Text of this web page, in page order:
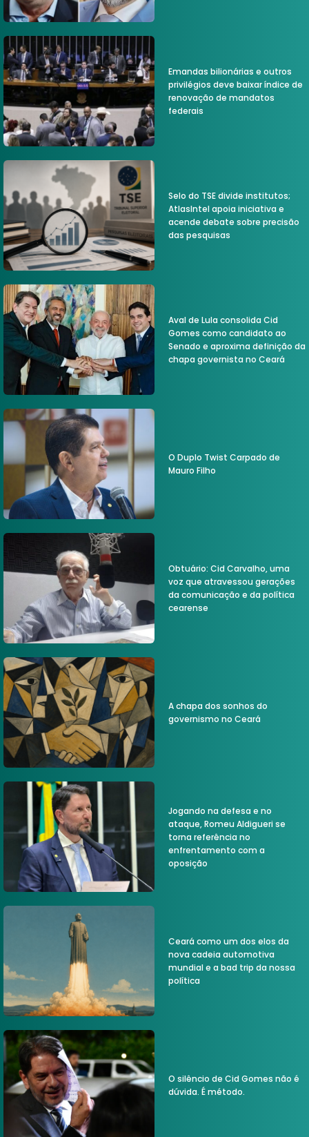
Emandas bilionárias e outros
privilégios deve baixar índice de
renovação de mandatos
federais
Selo do TSE divide institutos;
AtlasIntel apoia iniciativa e
acende debate sobre precisão
das pesquisas
Aval de Lula consolida Cid
Gomes como candidato ao
Senado e aproxima definição da
chapa governista no Ceará
O Duplo Twist Carpado de
Mauro Filho
Obtuário: Cid Carvalho, uma
voz que atravessou gerações
da comunicação e da política
cearense
A chapa dos sonhos do
governismo no Ceará
Jogando na defesa e no
ataque, Romeu Aldigueri se
torna referência no
enfrentamento com a
oposição
Ceará como um dos elos da
nova cadeia automotiva
mundial e a bad trip da nossa
política
O silêncio de Cid Gomes não é
dúvida. É método.